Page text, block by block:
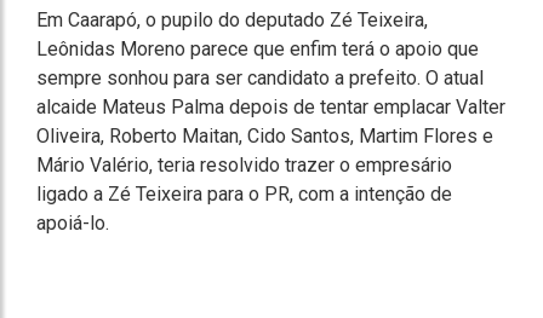
Em Caarapó, o pupilo do deputado Zé Teixeira,
Leônidas Moreno parece que enfim terá o apoio que
sempre sonhou para ser candidato a prefeito. O atual
alcaide Mateus Palma depois de tentar emplacar Valter
Oliveira, Roberto Maitan, Cido Santos, Martim Flores e
Mário Valério, teria resolvido trazer o empresário
ligado a Zé Teixeira para o PR, com a intenção de
apoiá-lo.